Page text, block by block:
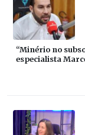
“Minério no
especialista